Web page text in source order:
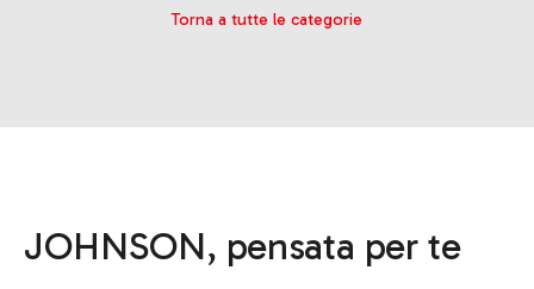
Torna a tutte le categorie
JOHNSON, pensata per te